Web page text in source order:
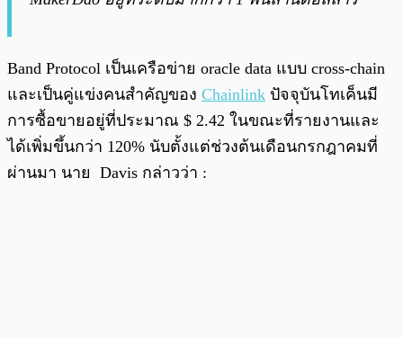
Band Protocol เป็นเครือข่าย oracle data แบบ cross-chain
และเป็นคู่แข่งคนสำคัญของ Chainlink ปัจจุบันโทเค็นมี
การซื้อขายอยู่ที่ประมาณ $ 2.42 ในขณะที่รายงานและ
ได้เพิ่มขึ้นกว่า 120% นับตั้งแต่ช่วงต้นเดือนกรกฎาคมที่
ผ่านมา นาย Davis กล่าวว่า :